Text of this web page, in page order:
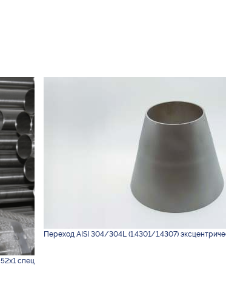
спец
Переход AISI 304/304L (1.4301/1.4307)